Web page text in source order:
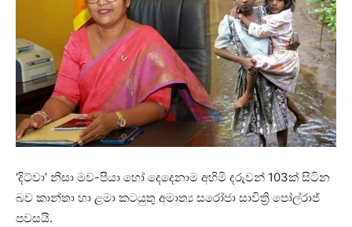
‘දිට්වා’ නිසා මව-පියා හෝ දෙදෙනාම අහිමි දරුවන් 103ක් සිටින
බව කාන්තා හා ළමා කටයුතු අමාත්‍ය සරෝජා සාවිත්‍රි පෝල්රාජ්
පවසයි.